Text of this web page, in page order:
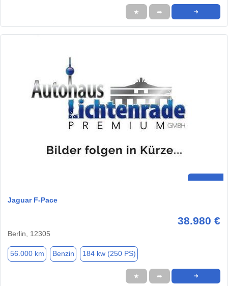
★ ➦ ➜
Jaguar F-Pace
38.980 €
Berlin, 12305
56.000 km Benzin 184 kw (250 PS)
★ ➦ ➜